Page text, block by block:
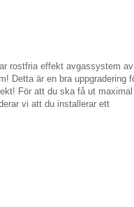
rostfria effekt avgassystem
Detta är en bra uppgradering
För att du ska få ut
vi att du installerar ett